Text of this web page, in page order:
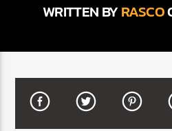
ARTIST
WRITTEN BYRASCO